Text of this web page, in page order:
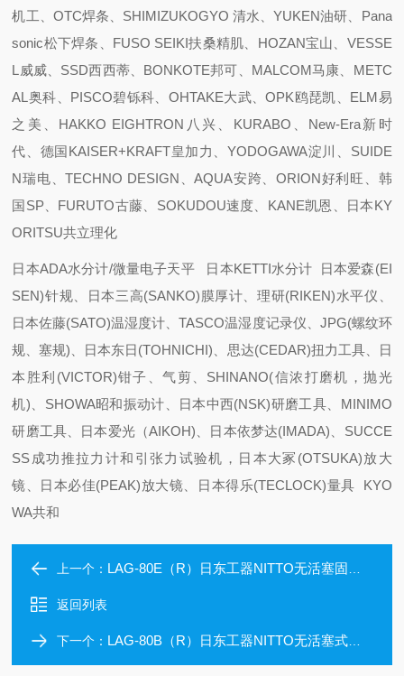
机工、OTC焊条、SHIMIZUKOGYO 清水、YUKEN油研、Pana
sonic松下焊条、FUSO SEIKI扶桑精肌、HOZAN宝山、VESSE
L威威、SSD西西蒂、BONKOTE邦可、MALCOM马康、METC
AL奥科、PISCO碧铄科、OHTAKE大武、OPK鸥琵凯、ELM易
之美、HAKKO EIGHTRON八兴、KURABO、New-Era新时
代、德国KAISER+KRAFT皇加力、YODOGAWA淀川、SUIDE
N瑞电、TECHNO DESIGN、AQUA安跨、ORION好利旺、韩
国SP、FURUTO古藤、SOKUDOU速度、KANE凯恩、日本KY
ORITSU共立理化
日本ADA水分计/微量电子天平 日本KETTI水分计 日本爱森(EI
SEN)针规、日本三高(SANKO)膜厚计、理研(RIKEN)水平仪、
日本佐藤(SATO)温湿度计、TASCO温湿度记录仪、JPG(螺纹环
规、塞规)、日本东日(TOHNICHI)、思达(CEDAR)扭力工具、日
本胜利(VICTOR)钳子、气剪、SHINANO(信浓打磨机，抛光
机)、SHOWA昭和振动计、日本中西(NSK)研磨工具、MINIMO
研磨工具、日本爱光（AIKOH)、日本依梦达(IMADA)、SUCCE
SS成功推拉力计和引张力试验机，日本大冢(OTSUKA)放大
镜、日本必佳(PEAK)放大镜、日本得乐(TECLOCK)量具 KYO
WA共和
上一个： LAG-80E（R）日东工器NITTO无活塞固定式鼓风机 带定时器
返回列表
下一个： LAG-80B（R）日东工器NITTO无活塞式双口鼓风机有定时器